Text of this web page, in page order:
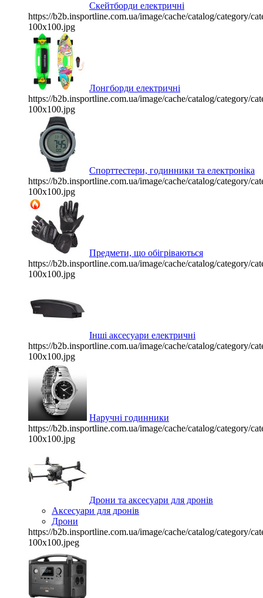
Скейтборди електричні
https://b2b.insportline.com.ua/image/cache/catalog/category/
100x100.jpg
Лонгборди електричні
https://b2b.insportline.com.ua/image/cache/catalog/category/
100x100.jpg
Спорттестери, годинники та електроніка
https://b2b.insportline.com.ua/image/cache/catalog/category/
100x100.jpg
Предмети, що обігріваються
https://b2b.insportline.com.ua/image/cache/catalog/category/
100x100.jpg
Інші аксесуари електричні
https://b2b.insportline.com.ua/image/cache/catalog/category/
100x100.jpg
Наручні годинники
https://b2b.insportline.com.ua/image/cache/catalog/category/
100x100.jpg
Дрони та аксесуари для дронів
Аксесуари для дронів
Дрони
https://b2b.insportline.com.ua/image/cache/catalog/category/
100x100.jpeg